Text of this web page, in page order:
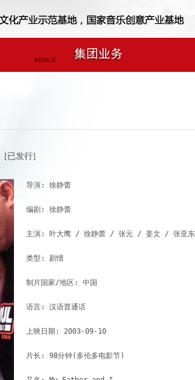
[已发行]
导演: 徐静蕾
编剧: 徐静蕾
主演: 叶大鹰 / 徐静蕾 / 张元 / 姜文 / 张亚
类型: 剧情
制片国家/地区: 中国
语言: 汉语普通话
上映日期: 2003-09-10
片长: 98分钟(多伦多电影节)